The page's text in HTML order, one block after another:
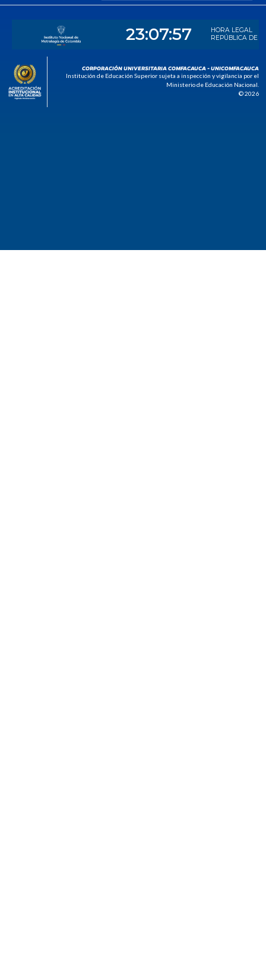
CORPORACIÓN UNIVERSITARIA COMFACAUCA - UNICOMFACAUCA
Institución de Educación Superior sujeta a inspección y vigilancia por el
Ministerio de Educación Nacional.
© 2026